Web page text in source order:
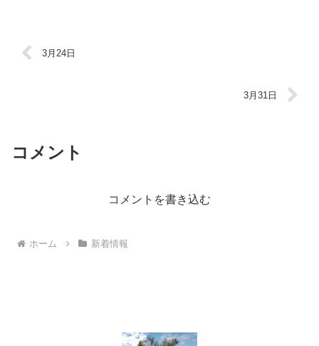
3月24日
3月31日
コメント
コメントを書き込む
ホーム 新着情報